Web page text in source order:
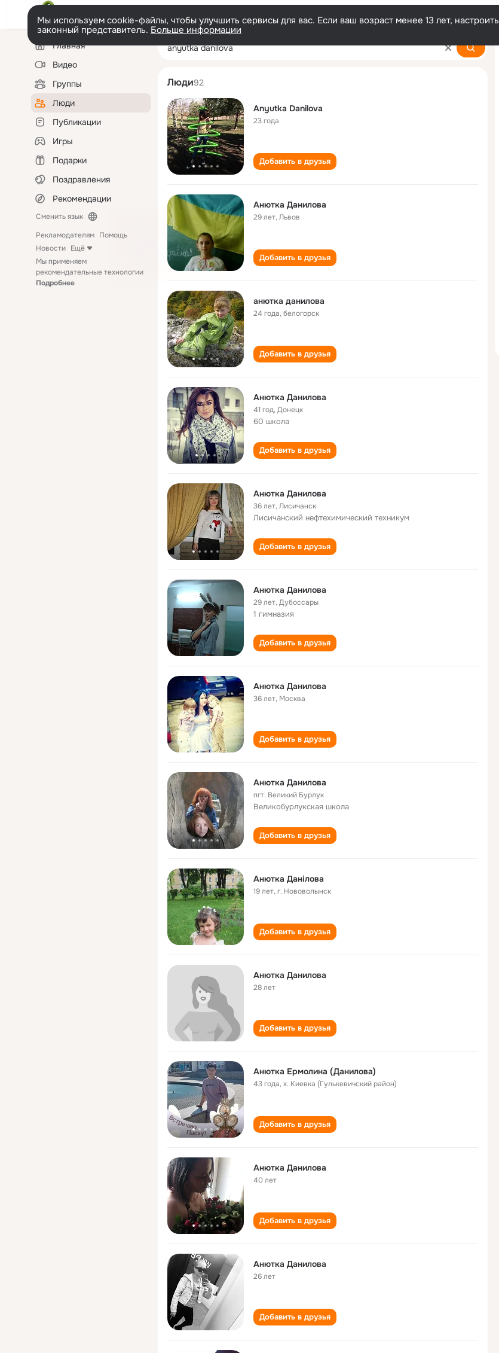
Мы используем cookie-файлы, чтобы улучшить сервисы для вас. Если ваш возраст менее 13 лет,
законный представитель. Больше информации
Левая
колонкаГлавная
Видео
Группы
Люди
Публикации
Игры
Подарки
Поздравления
Рекомендации
Сменить язык
Рекламодателям Помощь
Новости Ещё
Мы применяем
рекомендательные технологии
Подробнее
anyutka danilova
Люди92
Anyutka Danilova
23 года
Добавить в друзья
Анютка Данилова
29 лет,Львов
Добавить в друзья
анютка данилова
24 года,белогорск
Добавить в друзья
Анютка Данилова
41 год,Донецк
60 школа
Добавить в друзья
Анютка Данилова
36 лет,Лисичанск
Лисичанский нефтехимический техникум
Добавить в друзья
Анютка Данилова
29 лет,Дубоссары
1 гимназия
Добавить в друзья
Анютка Данилова
36 лет, Москва
Добавить в друзья
Анютка Данилова
пгт. Великий Бурлук
Великобурлукская школа
Добавить в друзья
Анютка Данілова
19 лет,г. Нововолынск
Добавить в друзья
Анютка Данилова
28 лет
Добавить в друзья
Анютка Ермолина (Данилова)
43 года,х. Киевка (Гулькевичский район)
Добавить в друзья
Анютка Данилова
40 лет
Добавить в друзья
Анютка Данилова
26 лет
Добавить в друзья